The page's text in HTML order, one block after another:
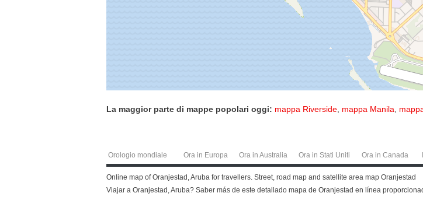
La maggior parte di mappe popolari oggi: mappa Riverside mappa Manila
Orologio mondiale Ora in Europa Ora in Australia Ora in Stati Uniti Ora in Canada
Online map of Oranjestad, Aruba for travellers. Street, road map and satellite area map Oranjestad
Viajar a Oranjestad, Aruba? Saber más de este detallado mapa de Oranjestad en línea